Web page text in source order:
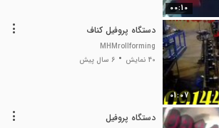
00:10
01:07
دستگاه پروفیل کناف
MHMrollforming
40 نمایش
6 سال پیش
دستگاه پروفیل